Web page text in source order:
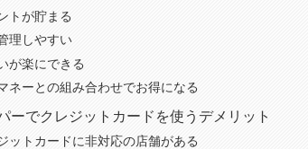
トが貯まる
理しやすい
が楽にできる
ネーとの組み合わせでお得になる
ーでクレジットカードを使うデメリット
ットカードに非対応の店舗がある